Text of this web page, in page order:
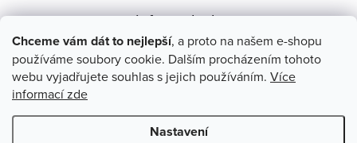
Chceme vám dát to nejlepší, a proto na našem e-shopu
používáme soubory cookie. Dalším procházením tohoto
webu vyjadřujete souhlas s jejich používáním. Více
informací zde
Nastavení
info@uvlasku.cz